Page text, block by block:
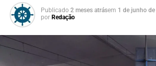
Publicado 2 meses atrásem 1 de junho
por Redação